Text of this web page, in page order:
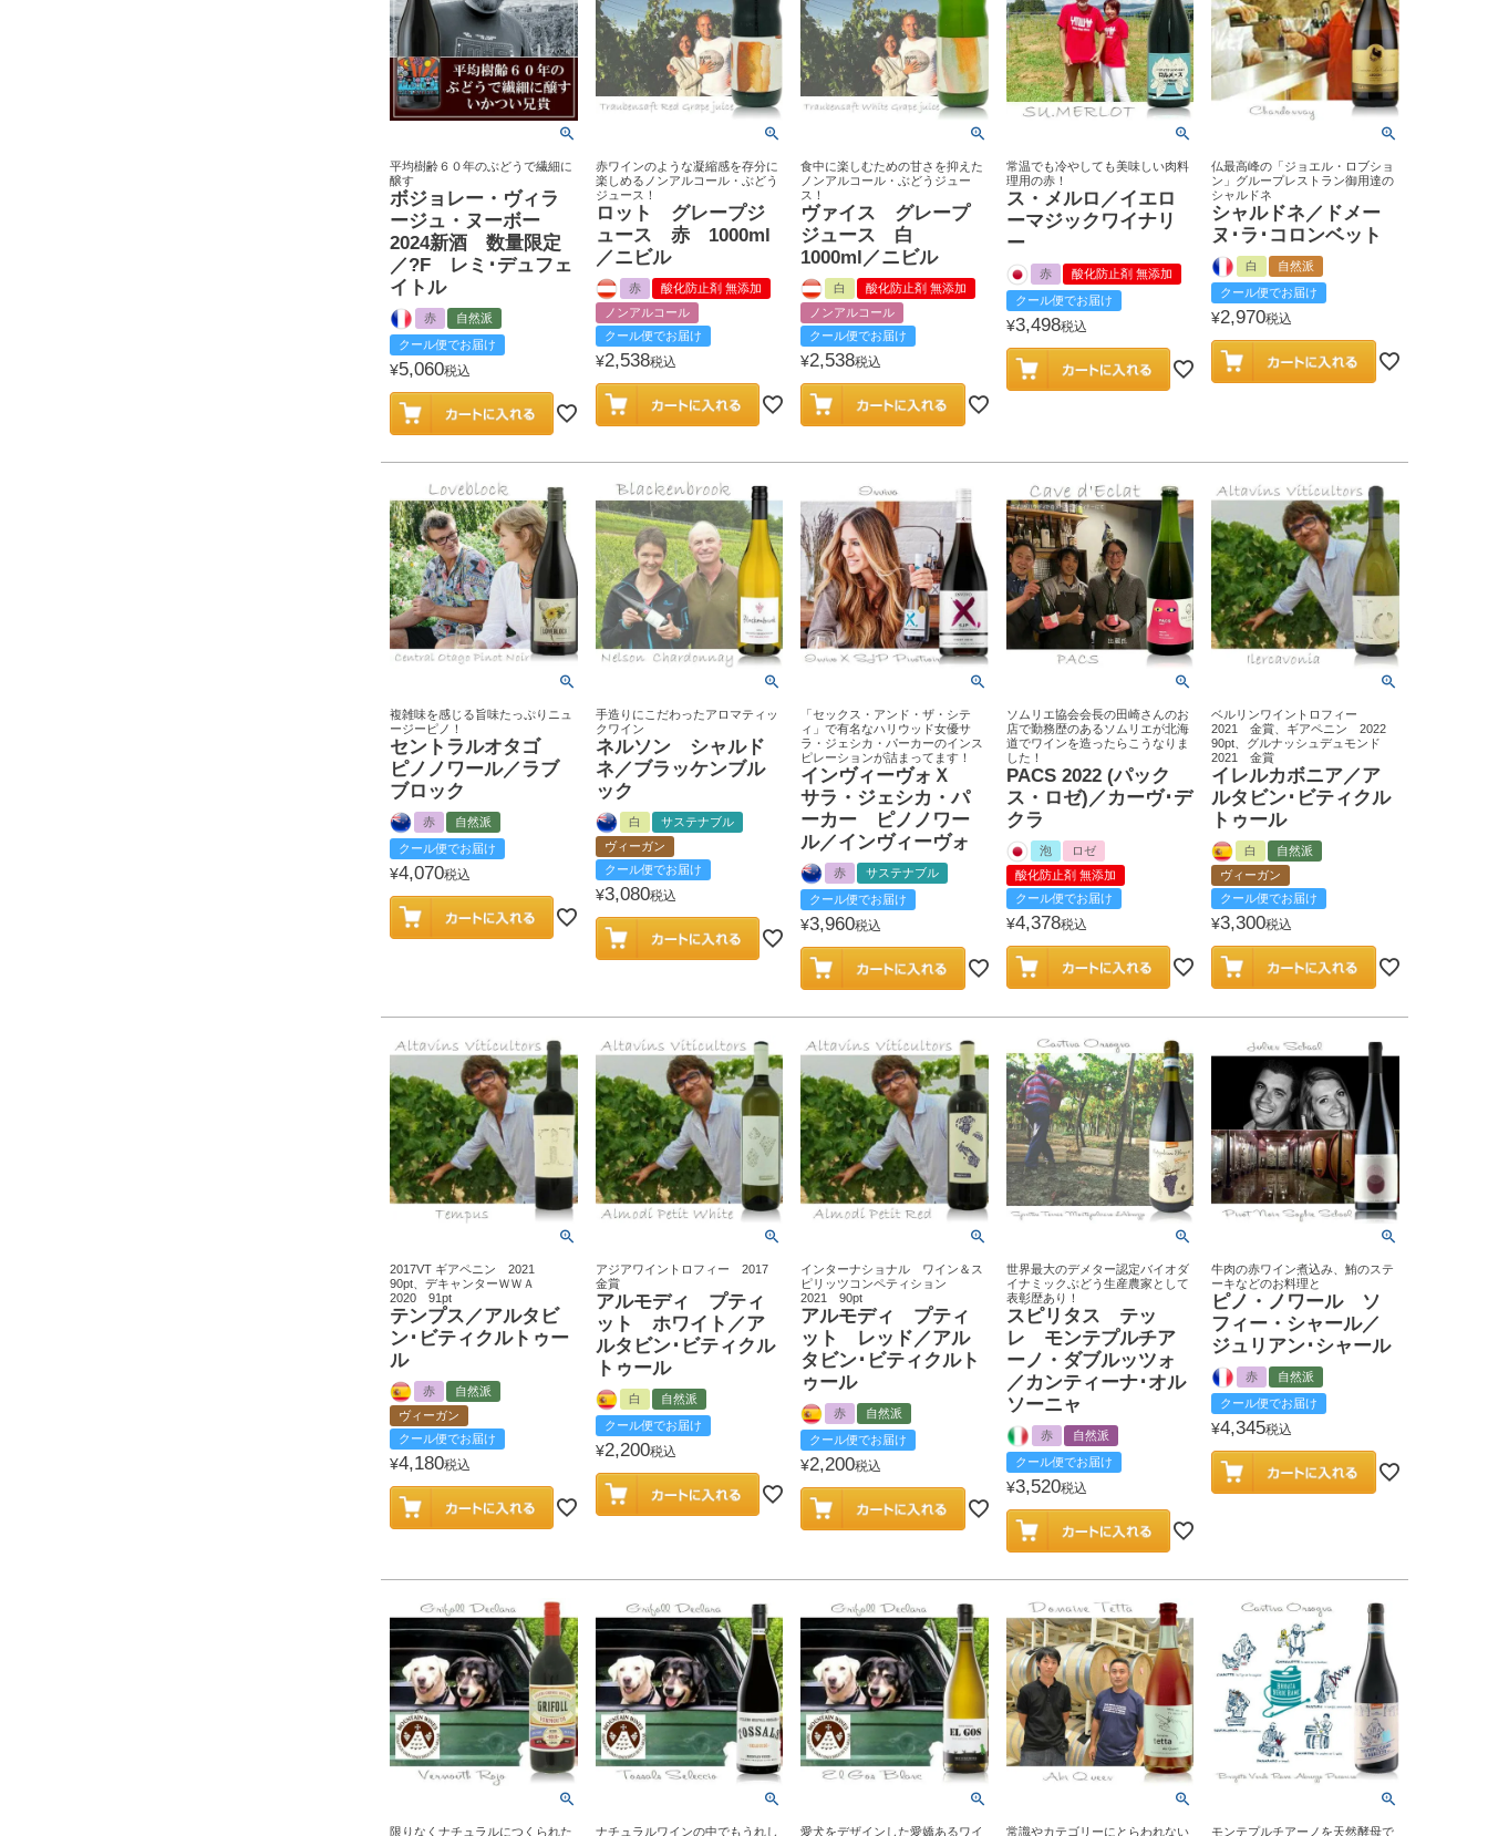
平均樹齢６０年のぶどうで繊細に
醸す
ボジョレー・ヴィラ
ージュ・ヌーボー
2024新酒 数量限定
／?F レミ･デュフェ
イトル
赤
自然派
クール便でお届け
¥5,060税込
赤ワインのような凝縮感を存分に
楽しめるノンアルコール・ぶどう
ジュース！
ロット グレープジ
ュース 赤 1000ml
／ニビル
赤
酸化防止剤 無添加
ノンアルコール
クール便でお届け
¥2,538税込
食中に楽しむための甘さを抑えた
ノンアルコール・ぶどうジュー
ス！
ヴァイス グレープ
ジュース 白
1000ml／ニビル
白
酸化防止剤 無添加
ノンアルコール
クール便でお届け
¥2,538税込
常温でも冷やしても美味しい肉料
理用の赤！
ス・メルロ／イエロ
ーマジックワイナリ
ー
赤
酸化防止剤 無添加
クール便でお届け
¥3,498税込
仏最高峰の「ジョエル・ロブショ
ン」グループレストラン御用達の
シャルドネ
シャルドネ／ドメー
ヌ･ラ･コロンベット
白
自然派
クール便でお届け
¥2,970税込
複雑味を感じる旨味たっぷりニュ
ージーピノ！
セントラルオタゴ
ピノノワール／ラブ
ブロック
赤
自然派
クール便でお届け
¥4,070税込
手造りにこだわったアロマティッ
クワイン
ネルソン シャルド
ネ／ブラッケンブル
ック
白
サステナブル
ヴィーガン
クール便でお届け
¥3,080税込
「セックス・アンド・ザ・シテ
ィ」で有名なハリウッド女優サ
ラ・ジェシカ・パーカーのインス
ピレーションが詰まってます！
インヴィーヴォＸ
サラ・ジェシカ・パ
ーカー ピノノワー
ル／インヴィーヴォ
赤
サステナブル
クール便でお届け
¥3,960税込
ソムリエ協会会長の田崎さんのお
店で勤務歴のあるソムリエが北海
道でワインを造ったらこうなりま
した！
PACS 2022 (パック
ス・ロゼ)／カーヴ･デ
クラ
泡
ロゼ
酸化防止剤 無添加
クール便でお届け
¥4,378税込
ベルリンワイントロフィー
2021 金賞、ギアペニン 2022
90pt、グルナッシュデュモンド
2021 金賞
イレルカボニア／ア
ルタビン･ビティクル
トゥール
白
自然派
ヴィーガン
クール便でお届け
¥3,300税込
2017VT ギアペニン 2021
90pt、デキャンターＷＷＡ
2020 91pt
テンプス／アルタビ
ン･ビティクルトゥー
ル
赤
自然派
ヴィーガン
クール便でお届け
¥4,180税込
アジアワイントロフィー 2017
金賞
アルモディ プティ
ット ホワイト／ア
ルタビン･ビティクル
トゥール
白
自然派
クール便でお届け
¥2,200税込
インターナショナル ワイン＆ス
ピリッツコンペティション
2021 90pt
アルモディ プティ
ット レッド／アル
タビン･ビティクルト
ゥール
赤
自然派
クール便でお届け
¥2,200税込
世界最大のデメター認定バイオダ
イナミックぶどう生産農家として
表彰歴あり！
スピリタス テッ
レ モンテプルチア
ーノ・ダブルッツォ
／カンティーナ･オル
ソーニャ
赤
自然派
クール便でお届け
¥3,520税込
牛肉の赤ワイン煮込み、鮪のステ
ーキなどのお料理と
ピノ・ノワール ソ
フィー・シャール／
ジュリアン･シャール
赤
自然派
クール便でお届け
¥4,345税込
限りなくナチュラルにつくられた ナチュラルワインの中でもうれし 愛犬をデザインした愛嬌あるワイ 常識やカテゴリーにとらわれない モンテプルチアーノを天然酵母で